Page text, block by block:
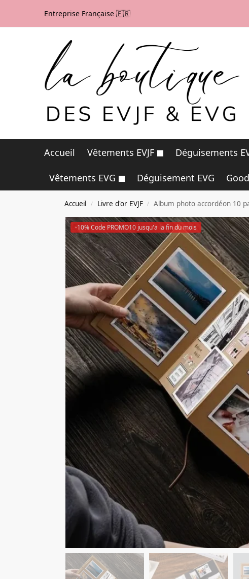
Entreprise Française 🇫🇷
Accueil Vêtements EVJF Déguisements
Vêtements EVG Déguisement EVG
Accueil / Livre d'or EVJF / Album photo accordéon 10
-10% Code PROMO10 jusqu'a la fin du mois